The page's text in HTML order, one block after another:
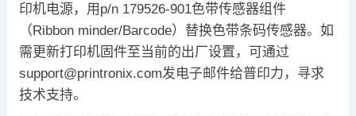
印机电源，用p/n 179526-901色带传感器组件
（Ribbon minder/Barcode）替换色带条码传感器。如
需更新打印机固件至当前的出厂设置，可通过
support@printronix.com发电子邮件给普印力，寻求
技术支持。